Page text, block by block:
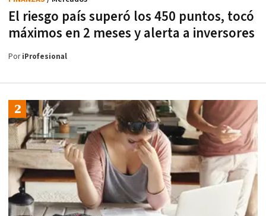
El riesgo país superó los 450 puntos, tocó
máximos en 2 meses y alerta a inversores
PoriProfesional